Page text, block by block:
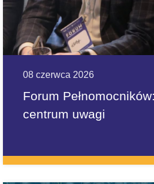
08 czerwca 2026
Forum
centrum uwagi